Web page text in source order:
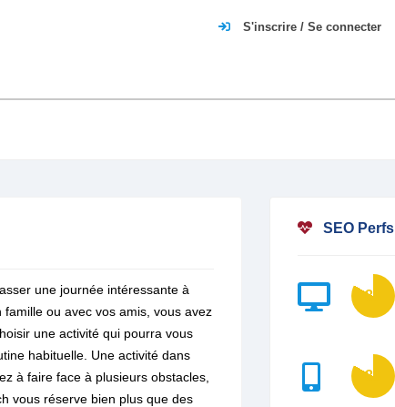
S'inscrire / Se connecter
une journée intéressante à
famille ou avec vos amis, vous avez
une activité qui pourra vous
habituelle. Une activité dans
à faire face à plusieurs obstacles,
vous réserve bien plus que des
SEO Perfs
83
83